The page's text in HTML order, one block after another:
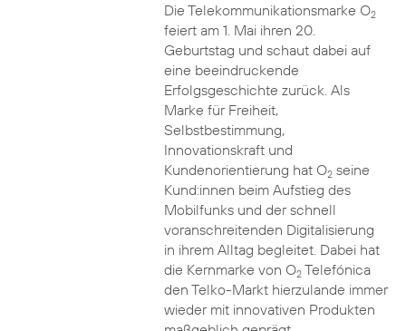
Die Telekommunikationsmarke O2
feiert am 1. Mai ihren 20.
Geburtstag und schaut dabei auf
eine beeindruckende
Erfolgsgeschichte zurück. Als
Marke für Freiheit,
Selbstbestimmung,
Innovationskraft und
Kundenorientierung hat O2seine
Kund:innen beim Aufstieg des
Mobilfunks und der schnell
voranschreitenden Digitalisierung
in ihrem Alltag begleitet. Dabei hat
die Kernmarke von O2Telefónica
den Telko-Markt hierzulande immer
wieder mit innovativen Produkten